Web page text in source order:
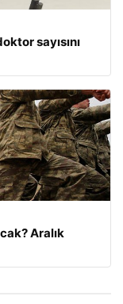
sayısını
Aralık